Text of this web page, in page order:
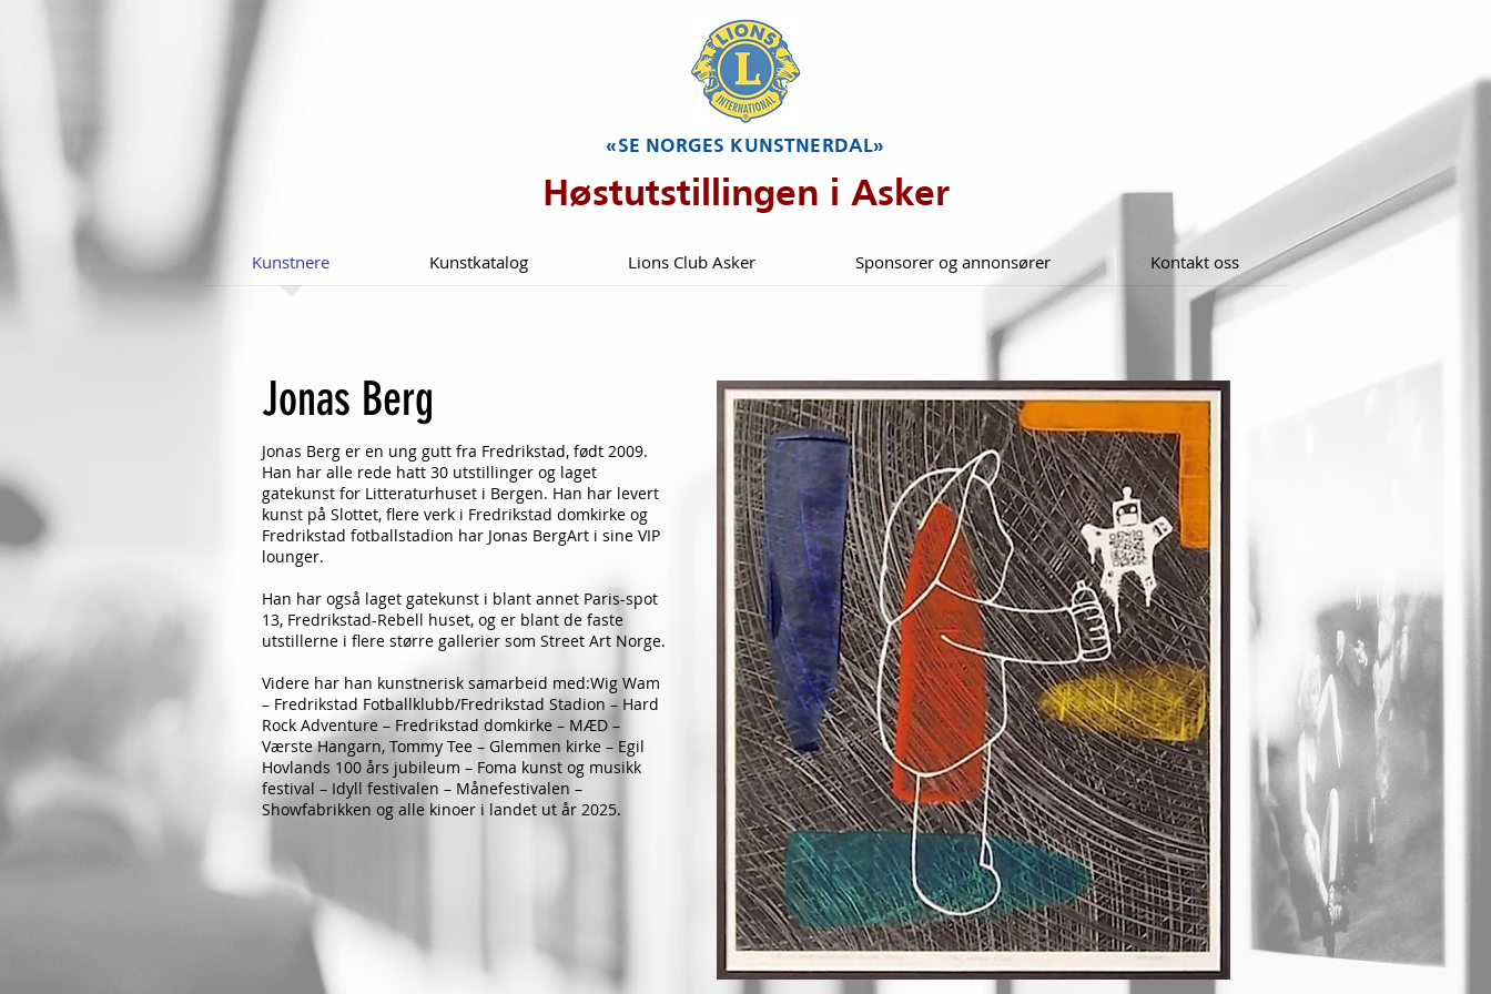
«SE NORGES KUNSTNERDAL»
Høstutstillingen i Asker
Jonas Berg
Jonas Berg er en ung gutt fra Fredrikstad, født 2009.
Han har alle rede hatt 30 utstillinger og laget
gatekunst for Litteraturhuset i Bergen. Han har levert
kunst på Slottet, flere verk i Fredrikstad domkirke og
Fredrikstad fotballstadion har Jonas BergArt i sine VIP
lounger.
Han har også laget gatekunst i blant annet Paris-spot
13, Fredrikstad-Rebell huset, og er blant de faste
utstillerne i flere større gallerier som Street Art Norge.
Videre har han kunstnerisk samarbeid med:Wig Wam
– Fredrikstad Fotballklubb/Fredrikstad Stadion – Hard
Rock Adventure – Fredrikstad domkirke – MÆD –
Værste Hangarn, Tommy Tee – Glemmen kirke – Egil
Hovlands 100 års jubileum – Foma kunst og musikk
festival – Idyll festivalen – Månefestivalen –
Showfabrikken og alle kinoer i landet ut år 2025.
Kunstnere Kunstkatalog Lions Club Asker Sponsorer og annonsører Kontakt oss